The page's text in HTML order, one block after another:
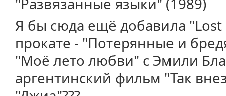
Я бы сюда ещё добавила
прокате - "Потерянные и
"Моё лето любви" с Эмили
аргентинский фильм "Так